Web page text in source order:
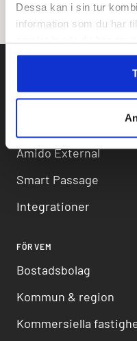
Dessa kan i sin tur
information som du har
PRODUKTER
Amido External
Smart Passage
Integrationer
FÖR VEM
Bostadsbolag
Kommun & region
Kommersiella